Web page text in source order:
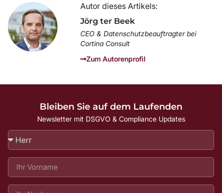
Autor dieses Artikels:
Jörg ter Beek
CEO & Datenschutzbeauftragter bei
Cortina Consult
Zum Autorenprofil
Bleiben Sie auf dem Laufenden
Newsletter mit DSGVO & Compliance Updates